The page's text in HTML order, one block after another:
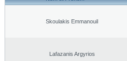
Skoulakis Emmanouil
Lafazanis Argyrios